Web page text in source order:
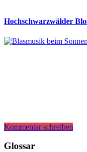
Hochschwarzwälder
Kommentar schreiben
Glossar